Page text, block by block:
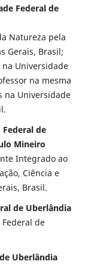
Federal de
Natureza pela
Gerais, Brasil;
Universidade
na mesma
na Universidade
de
Mineiro
Integrado ao
Ciência e
Brasil.
de Uberlândia
de
Uberlândia